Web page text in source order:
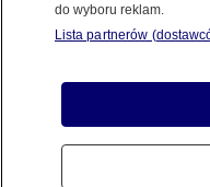
Posłuchaj
do wyboru reklam.
Lista partnerów